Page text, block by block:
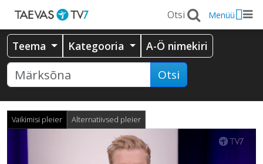
Menüü
Teema Kategooria A-Ö nimekiri
Otsi
Vaikimisi pleier Alternatiivsed pleier